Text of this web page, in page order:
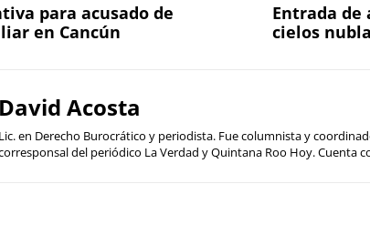
para acusado de
en Cancún
Entrada
cielos
David Acosta
Lic. en Derecho Burocrático y periodista. Fue columnista y
del periódico La Verdad y Quintana Roo Hoy. Cuenta